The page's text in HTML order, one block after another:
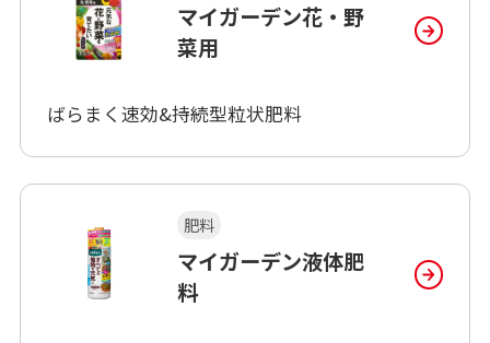
マイガーデン花・野
菜用
ばらまく速効&持続型粒状肥料
肥料
マイガーデン液体肥
料